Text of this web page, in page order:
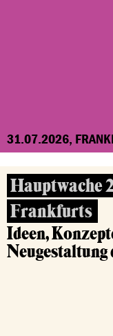
31.07.2026,
Hauptwache
Frankfurts
Ideen,